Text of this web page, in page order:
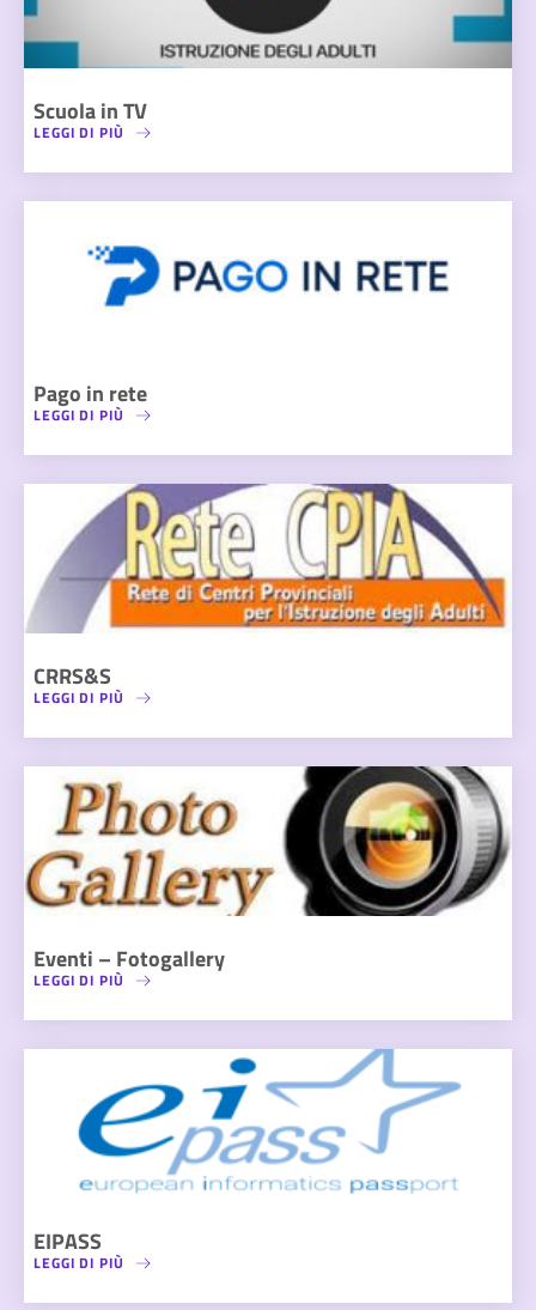
Scuola in TV
LEGGI DI PIÙ
Pago in rete
LEGGI DI PIÙ
CRRS&S
LEGGI DI PIÙ
Eventi – Fotogallery
LEGGI DI PIÙ
EIPASS
LEGGI DI PIÙ